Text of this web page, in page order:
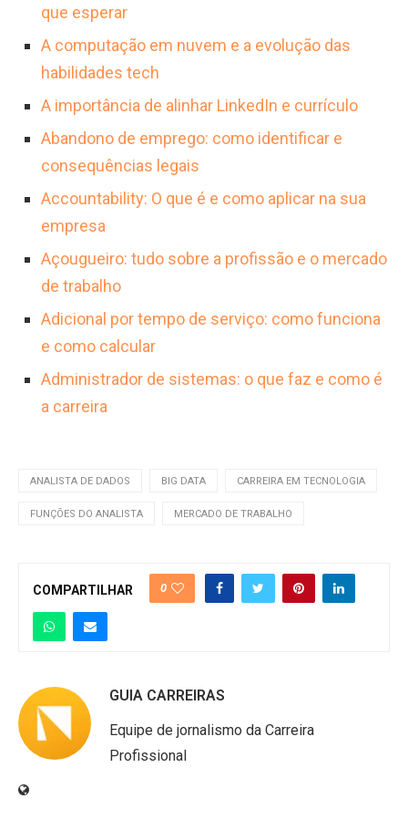
que esperar
A computação em nuvem e a evolução das
habilidades tech
A importância de alinhar LinkedIn e currículo
Abandono de emprego: como identificar e
consequências legais
Accountability: O que é e como aplicar na sua
empresa
Açougueiro: tudo sobre a profissão e o mercado
de trabalho
Adicional por tempo de serviço: como funciona
e como calcular
Administrador de sistemas: o que faz e como é
a carreira
ANALISTA DE DADOS BIG DATA CARREIRA EM TECNOLOGIA
FUNÇÕES DO ANALISTA MERCADO DE TRABALHO
COMPARTILHAR 0
GUIA CARREIRAS
Equipe de jornalismo da Carreira
Profissional